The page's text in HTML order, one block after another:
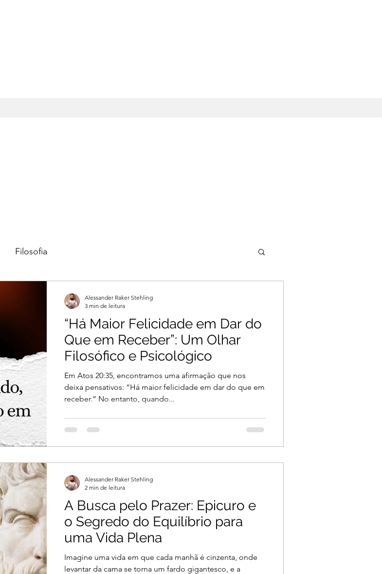
Filosofia
“Há Maior Felicidade em Dar do
Que em Receber”: Um Olhar
Filosófico e Psicológico
Em Atos 20:35, encontramos uma afirmação que nos
deixa pensativos: “Há maior felicidade em dar do que em
receber.” No entanto, quando...
Alessander Raker Stehling
3 min de leitura
A Busca pelo Prazer: Epicuro e
o Segredo do Equilíbrio para
uma Vida Plena
Imagine uma vida em que cada manhã é cinzenta, onde
levantar da cama se torna um fardo gigantesco, e a
Alessander Raker Stehling
2 min de leitura